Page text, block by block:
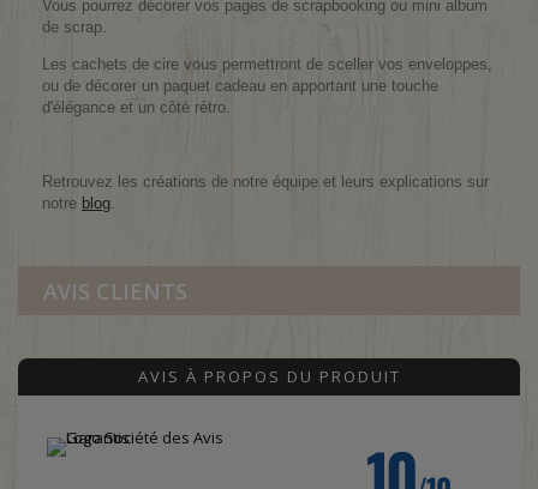
Vous pourrez décorer vos pages de scrapbooking ou mini album
de scrap.
Les cachets de cire vous permettront de sceller vos enveloppes,
ou de décorer un paquet cadeau en apportant une touche
d'élégance et un côté rétro.
Retrouvez les créations de notre équipe et leurs explications sur
notre blog.
AVIS CLIENTS
AVIS À PROPOS DU PRODUIT